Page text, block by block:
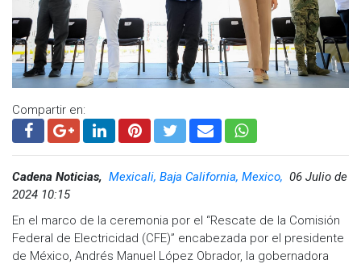
Compartir en:
Cadena Noticias, Mexicali, Baja California, Mexico, 06 Julio de
2024 10:15
En el marco de la ceremonia por el “Rescate de la Comisión
Federal de Electricidad (CFE)” encabezada por el presidente
de México, Andrés Manuel López Obrador, la gobernadora